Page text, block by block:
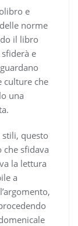
e
norme
il libro
e
culture che
una
stili, questo
sfidava
la lettura
a